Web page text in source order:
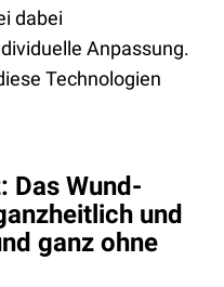
dabei
Anpassung.
Technologien
Das Wund-
und
ganz ohne